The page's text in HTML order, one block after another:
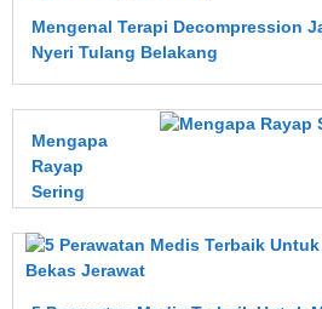
Mengenal Terapi Decompression
Nyeri Tulang Belakang
Mengapa
Rayap
Sering
Rumah?
Kenali